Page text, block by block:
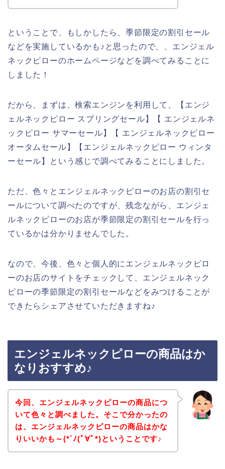
ということで、もしかしたら、季節限定の割引セール
などを実施しているかも♪と思ったので、、エンジェル
ネックピローのホームページなどを調べてみることに
しました！
だから、まずは、検索エンジンを利用して、【エンジ
ェルネックピロー スプリングセール】【 エンジェルネ
ックピロー サマーセール】【 エンジェルネックピロー
オータムセール】【エンジェルネックピロー ウィンタ
ーセール】という感じで調べてみることにしました。
ただ、色々とエンジェルネックピローのお店の割引セ
ールについて調べたのですが、残念ながら、エンジェ
ルネックピローのお店が季節限定の割引セールを行っ
ているかは分かりませんでした。
なので、今後、色々と個人的にエンジェルネックピロ
ーのお店のサイトをチェックして、エンジェルネック
ピローの季節限定の割引セールなどをみつけることが
できたらシェアさせていただきますね♪
エンジェルネックピローの商品はか
なりおすすめ♪
今回、エンジェルネックピローの商品につ
いて色々と調べました。そこで分かったの
は、エンジェルネックピローの商品はかな
りいいかも～(*´ﾉ(ﾟ∀ﾟ*)ということです♪